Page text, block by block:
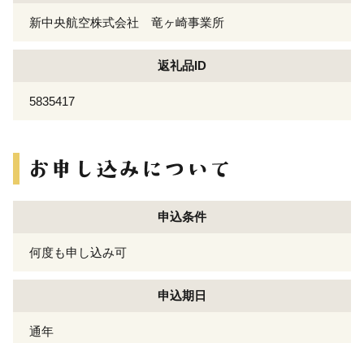
新中央航空株式会社 竜ヶ崎事業所
返礼品ID
5835417
申込条件
何度も申し込み可
申込期日
通年